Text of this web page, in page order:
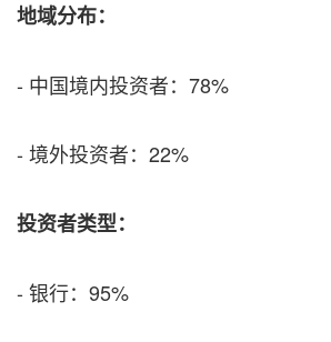
地域分布：
- 中国境内投资者：78%
- 境外投资者：22%
投资者类型：
- 银行：95%